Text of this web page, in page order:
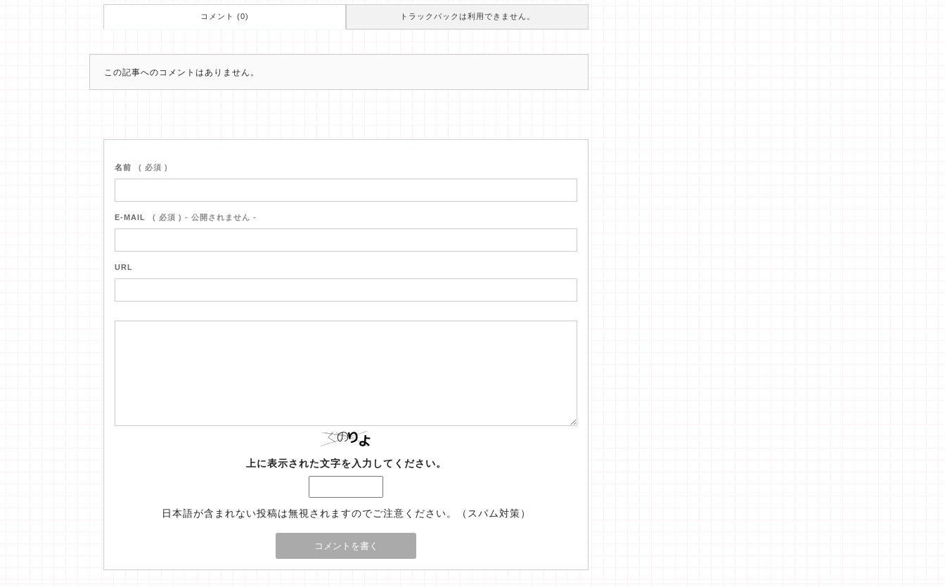
コメント (0) トラックバックは利用できません。
この記事へのコメントはありません。
名前 ( 必須 )
E-MAIL ( 必須 ) - 公開されません -
URL
上に表示された文字を入力してください。
日本語が含まれない投稿は無視されますのでご注意ください。（スパム対策）